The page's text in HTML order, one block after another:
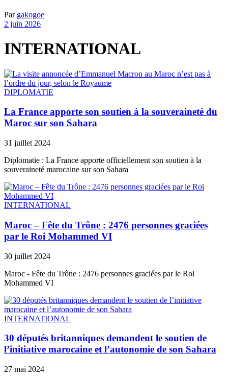
Par gakogoe
2 juin 2026
INTERNATIONAL
DIPLOMATIE
La France apporte son soutien à la souveraineté du
Maroc sur son Sahara
31 juillet 2024
Diplomatie : La France apporte officiellement son soutien à la
souveraineté marocaine sur son Sahara
INTERNATIONAL
Maroc – Fête du Trône : 2476 personnes graciées
par le Roi Mohammed VI
30 juillet 2024
Maroc - Fête du Trône : 2476 personnes graciées par le Roi
Mohammed VI
INTERNATIONAL
30 députés britanniques demandent le soutien de
l’initiative marocaine et l’autonomie de son Sahara
27 mai 2024